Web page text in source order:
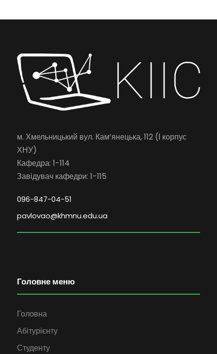
м. Хмельницький вул. Кам’янецька, 112 (І корпус
ХНУ)
Кафедра: 1-114
Завідувач кафедри: 1-115
096-847-04-51
pavlovao@khmnu.edu.ua
Головне меню
Головна
Абітурієнту
Студенту